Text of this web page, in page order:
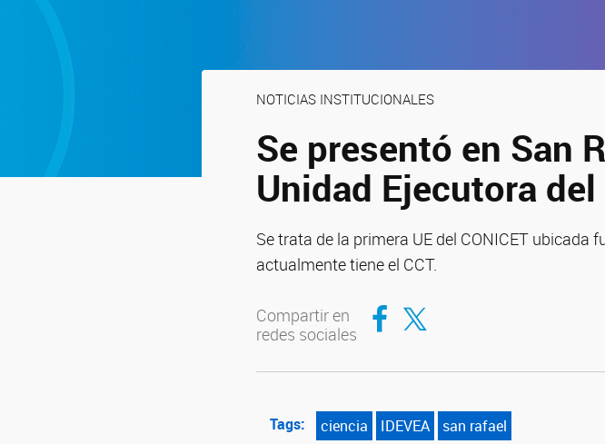
NOTICIAS INSTITUCIONALES
Se presentó en San
Unidad Ejecutora del
Se trata de la primera UE del CONICET ubicada
actualmente tiene el CCT.
Compartir en
redes sociales
Compartir en Facebook
Compartir en Twitter
Tags: ciencia IDEVEA san rafael